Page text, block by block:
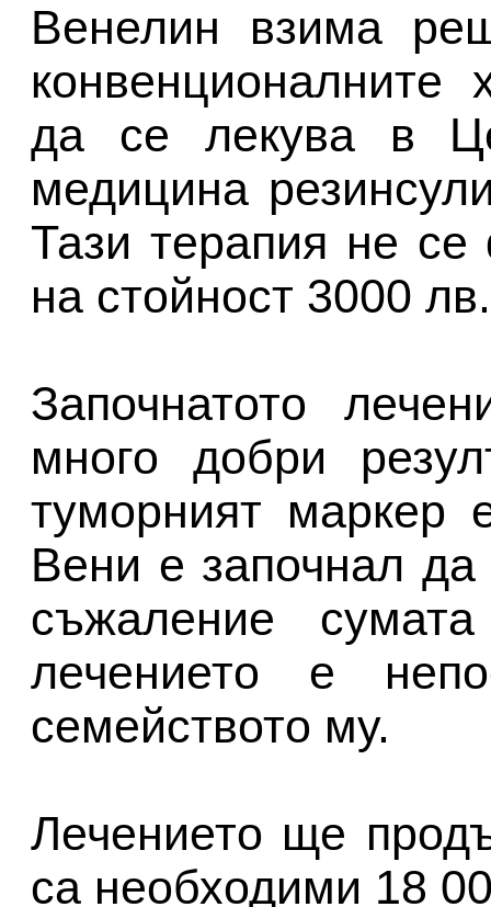
Венелин взима
да се лекува в
медицина
Тази терапия не
на стойност 3000
Започнатото
много добри
туморният
Вени е започнал
съжаление
лечението е
семейството му.
Лечението ще
са необходими 18